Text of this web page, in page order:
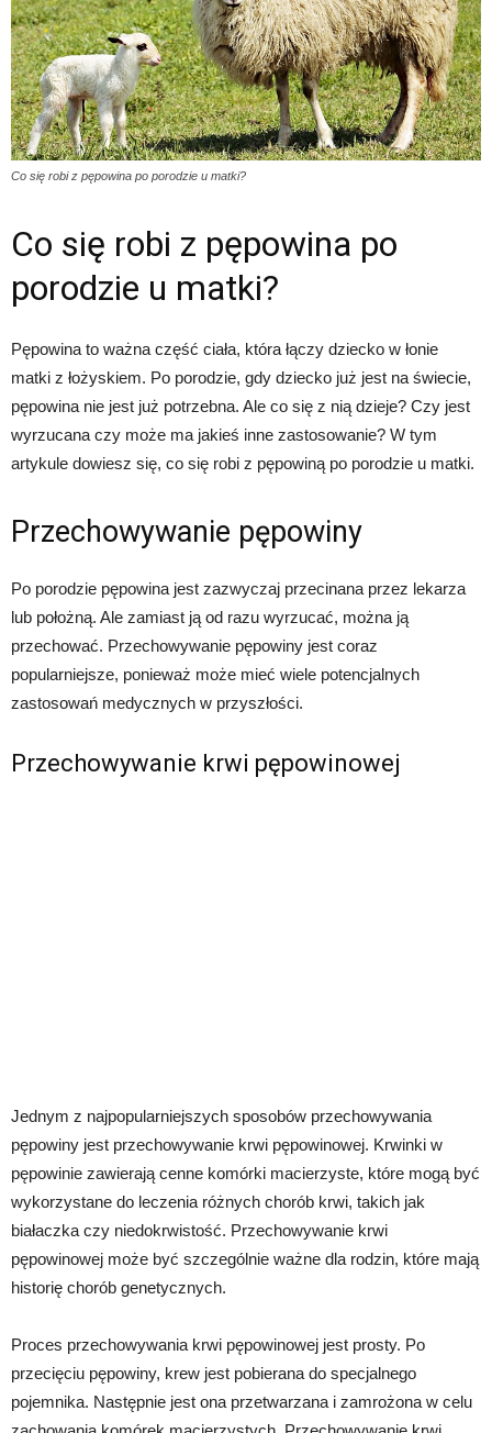
Co się robi z pępowina po porodzie u matki?
Co się robi z pępowina po
porodzie u matki?
Pępowina to ważna część ciała, która łączy dziecko w łonie
matki z łożyskiem. Po porodzie, gdy dziecko już jest na świecie,
pępowina nie jest już potrzebna. Ale co się z nią dzieje? Czy jest
wyrzucana czy może ma jakieś inne zastosowanie? W tym
artykule dowiesz się, co się robi z pępowiną po porodzie u matki.
Przechowywanie pępowiny
Po porodzie pępowina jest zazwyczaj przecinana przez lekarza
lub położną. Ale zamiast ją od razu wyrzucać, można ją
przechować. Przechowywanie pępowiny jest coraz
popularniejsze, ponieważ może mieć wiele potencjalnych
zastosowań medycznych w przyszłości.
Przechowywanie krwi pępowinowej
Jednym z najpopularniejszych sposobów przechowywania
pępowiny jest przechowywanie krwi pępowinowej. Krwinki w
pępowinie zawierają cenne komórki macierzyste, które mogą być
wykorzystane do leczenia różnych chorób krwi, takich jak
białaczka czy niedokrwistość. Przechowywanie krwi
pępowinowej może być szczególnie ważne dla rodzin, które mają
historię chorób genetycznych.
Proces przechowywania krwi pępowinowej jest prosty. Po
przecięciu pępowiny, krew jest pobierana do specjalnego
pojemnika. Następnie jest ona przetwarzana i zamrożona w celu